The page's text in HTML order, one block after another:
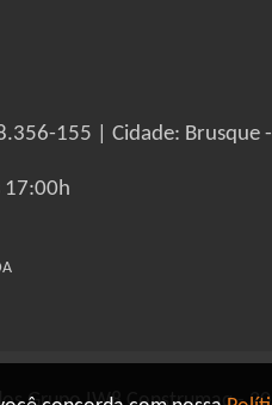
155 | Cidade: Brusque -
17:00h